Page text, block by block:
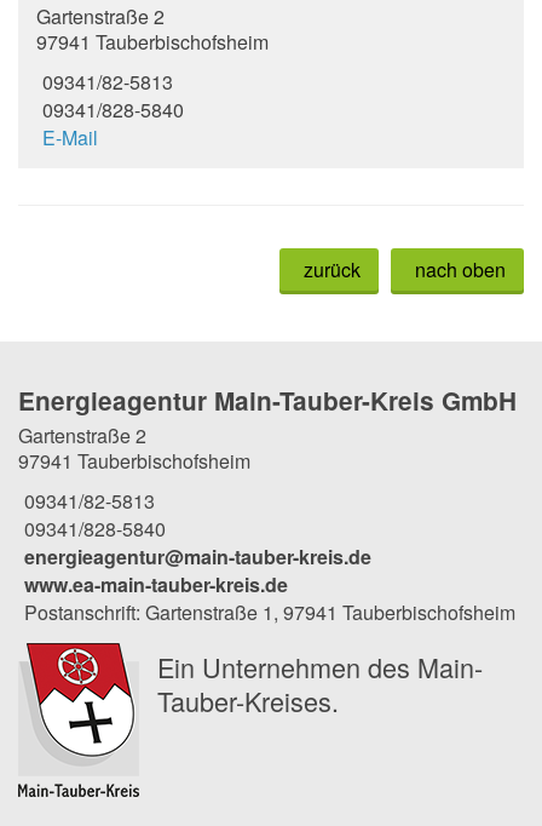
Gartenstraße 2
97941 Tauberbischofsheim
09341/82-5813
09341/828-5840
E-Mail
nach oben
zurück
Energieagentur Main-Tauber-Kreis GmbH
Gartenstraße 2
97941 Tauberbischofsheim
09341/82-5813
09341/828-5840
energieagentur@main-tauber-kreis.de
www.ea-main-tauber-kreis.de
Postanschrift: Gartenstraße 1, 97941 Tauberbischofsheim
Ein Unternehmen des Main-
Tauber-Kreises.